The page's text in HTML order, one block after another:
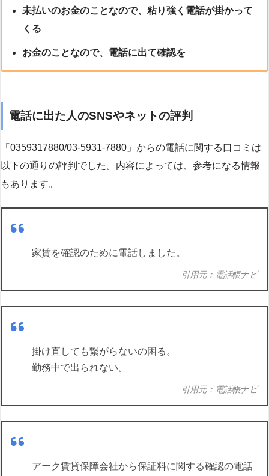
未払いのお金のことなので、粘り強く電話が掛かって
くる
お金のことなので、電話に出て確認を
電話に出た人のSNSやネットの評判
「0359317880/03-5931-7880」からの電話に関する口コミは
以下の通りの評判でした。内容によっては、参考になる情報
もあります。
家賃を確認のために電話しました。
引用元：電話帳ナビ
掛け直しても繋がらないの困る。
勤務中で出られない。
引用元：電話帳ナビ
アーク賃貸保障会社から保証料に関する確認の電話